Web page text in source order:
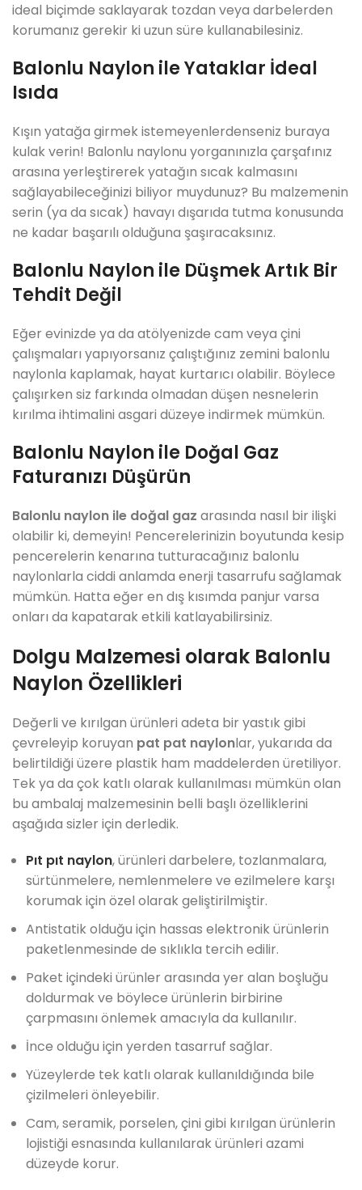
ideal biçimde saklayarak tozdan veya darbelerden
korumanız gerekir ki uzun süre kullanabilesiniz.
Balonlu Naylon ile Yataklar İdeal
Isıda
Kışın yatağa girmek istemeyenlerdenseniz buraya
kulak verin! Balonlu naylonu yorganınızla çarşafınız
arasına yerleştirerek yatağın sıcak kalmasını
sağlayabileceğinizi biliyor muydunuz? Bu malzemenin
serin (ya da sıcak) havayı dışarıda tutma konusunda
ne kadar başarılı olduğuna şaşıracaksınız.
Balonlu Naylon ile Düşmek Artık Bir
Tehdit Değil
Eğer evinizde ya da atölyenizde cam veya çini
çalışmaları yapıyorsanız çalıştığınız zemini balonlu
naylonla kaplamak, hayat kurtarıcı olabilir. Böylece
çalışırken siz farkında olmadan düşen nesnelerin
kırılma ihtimalini asgari düzeye indirmek mümkün.
Balonlu Naylon ile Doğal Gaz
Faturanızı Düşürün
Balonlu naylon ile doğal gaz arasında nasıl bir ilişki
olabilir ki, demeyin! Pencerelerinizin boyutunda kesip
pencerelerin kenarına tutturacağınız balonlu
naylonlarla ciddi anlamda enerji tasarrufu sağlamak
mümkün. Hatta eğer en dış kısımda panjur varsa
onları da kapatarak etkili katlayabilirsiniz.
Dolgu Malzemesi olarak Balonlu
Naylon Özellikleri
Değerli ve kırılgan ürünleri adeta bir yastık gibi
çevreleyip koruyan pat pat naylonlar, yukarıda da
belirtildiği üzere plastik ham maddelerden üretiliyor.
Tek ya da çok katlı olarak kullanılması mümkün olan
bu ambalaj malzemesinin belli başlı özelliklerini
aşağıda sizler için derledik.
Pıt pıt naylon, ürünleri darbelere, tozlanmalara,
sürtünmelere, nemlenmelere ve ezilmelere karşı
korumak için özel olarak geliştirilmiştir.
Antistatik olduğu için hassas elektronik ürünlerin
paketlenmesinde de sıklıkla tercih edilir.
Paket içindeki ürünler arasında yer alan boşluğu
doldurmak ve böylece ürünlerin birbirine
çarpmasını önlemek amacıyla da kullanılır.
İnce olduğu için yerden tasarruf sağlar.
Yüzeylerde tek katlı olarak kullanıldığında bile
çizilmeleri önleyebilir.
Cam, seramik, porselen, çini gibi kırılgan ürünlerin
lojistiği esnasında kullanılarak ürünleri azami
düzeyde korur.